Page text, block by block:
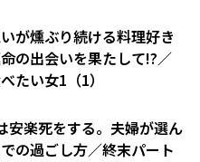
いが燻ぶり続ける料理好き
の出会いを果たして!?／
たい女1（1）
安楽死をする。夫婦が選ん
の過ごし方／終末パート